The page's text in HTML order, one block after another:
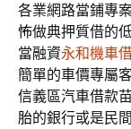
各業網路當鋪專
怖做典押質借的
當融資永和機車
簡單的車價專屬
信義區汽車借款
胎的銀行或是民